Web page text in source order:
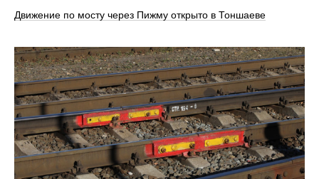
Движение по мосту через Пижму открыто в Тоншаеве